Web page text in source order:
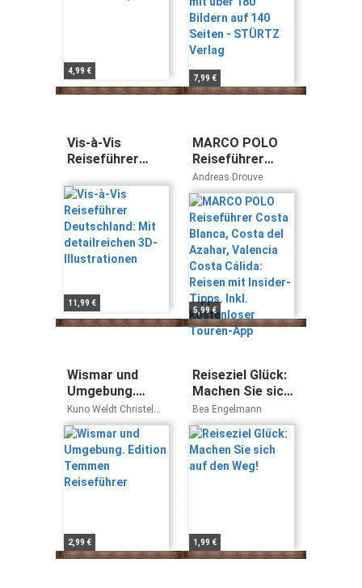
4,99 €
7,99 €
Vis-à-Vis
Reiseführer
detailreichen
3D-Illustrationen
11,99 €
MARCO POLO
Reiseführer
Costa Blanca,
Costa del
Azahar, Valencia
Costa Cálida:
Reisen mit
Insider-Tipps.
Inkl. kostenloser
Touren-App
Andreas Drouve
5,99 €
Wismar und
Umgebung.
Edition Temmen
Reiseführer
Kuno Weldt Christel
Kindler
2,99 €
Reiseziel Glück:
Machen Sie sich
auf den Weg!
Bea Engelmann
1,99 €